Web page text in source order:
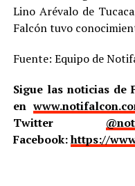
Lino Arévalo de
Falcón tuvo
Fuente: Equipo de
Sigue las noticias de
en
Twitter
Facebook:https://